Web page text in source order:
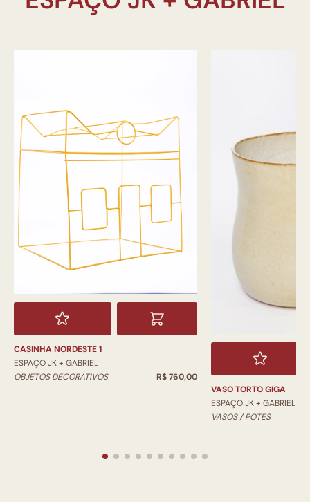
CASINHA NORDESTE 1
ESPAÇO JK + GABRIEL
OBJETOS DECORATIVOS
R$ 760,00
VASO TORTO GIGA
ESPAÇO JK + GABRIEL
VASOS / POTES